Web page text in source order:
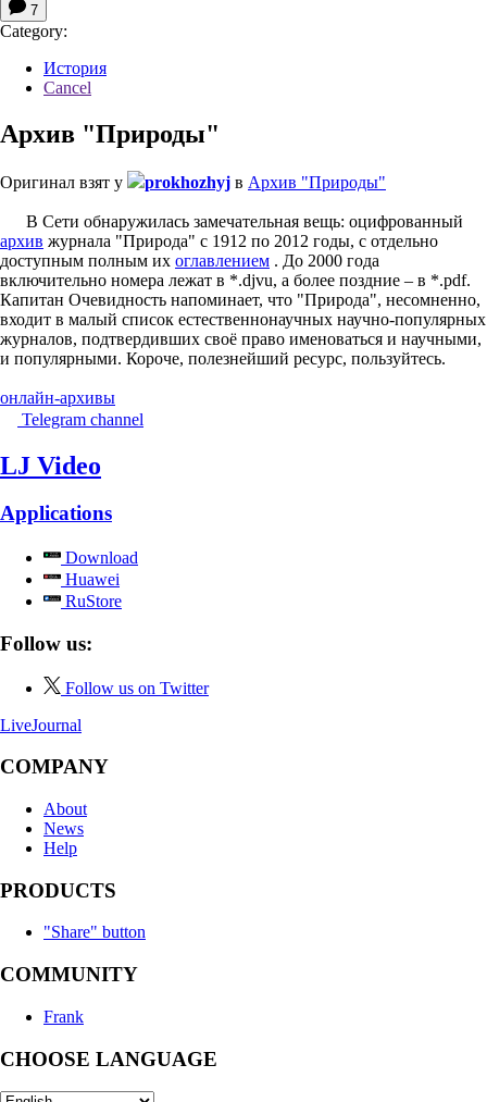
7
Category:
История
Cancel
Архив "Природы"
Оригинал взят у prokhozhyj в Архив "Природы"
В Сети обнаружилась замечательная вещь: оцифрованный
архив журнала "Природа" с 1912 по 2012 годы, с отдельно
доступным полным их оглавлением . До 2000 года
включительно номера лежат в *.djvu, а более поздние – в *.pdf.
Капитан Очевидность напоминает, что "Природа", несомненно,
входит в малый список естественнонаучных научно-популярных
журналов, подтвердивших своё право именоваться и научными,
и популярными. Короче, полезнейший ресурс, пользуйтесь.
онлайн-архивы
Telegram channel
LJ Video
Applications
Download
Huawei
RuStore
Follow us:
Follow us on Twitter
LiveJournal
COMPANY
About
News
Help
PRODUCTS
"Share" button
COMMUNITY
Frank
CHOOSE LANGUAGE